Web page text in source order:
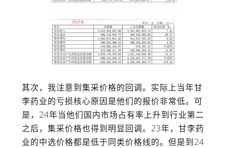
其次，我注意到集采价格的回调。实际上当年甘
李药业的亏损核心原因是他们的报价非常低。可
是， 24年当他们国内市场占有率上升到行业第二
之后，集采价格也得到明显回调。 23年，甘李药
业的中选价格都是低于同类价格线的。但是到24